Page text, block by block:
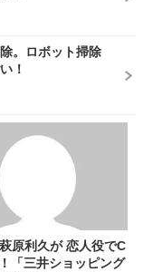
。ロボット掃除
！
原利久が 恋人役でC
「三井ショッピング